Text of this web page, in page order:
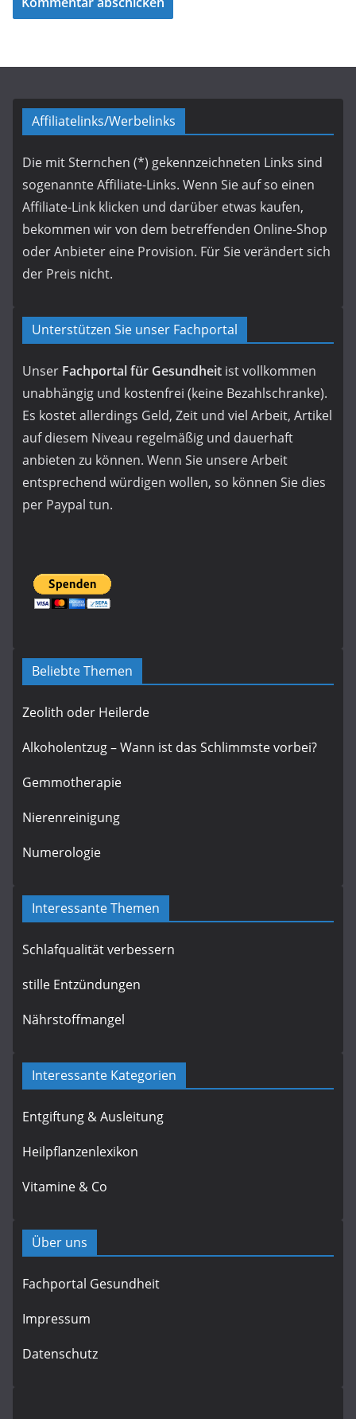
Affiliatelinks/Werbelinks
Die mit Sternchen (*) gekennzeichneten Links sind
sogenannte Affiliate-Links. Wenn Sie auf so einen
Affiliate-Link klicken und darüber etwas kaufen,
bekommen wir von dem betreffenden Online-Shop
oder Anbieter eine Provision. Für Sie verändert sich
der Preis nicht.
Unterstützen Sie unser Fachportal
Unser Fachportal für Gesundheit ist vollkommen
unabhängig und kostenfrei (keine Bezahlschranke).
Es kostet allerdings Geld, Zeit und viel Arbeit, Artikel
auf diesem Niveau regelmäßig und dauerhaft
anbieten zu können. Wenn Sie unsere Arbeit
entsprechend würdigen wollen, so können Sie dies
per Paypal tun.
Beliebte Themen
Zeolith oder Heilerde
Alkoholentzug – Wann ist das Schlimmste vorbei?
Gemmotherapie
Nierenreinigung
Numerologie
Interessante Themen
Schlafqualität verbessern
stille Entzündungen
Nährstoffmangel
Interessante Kategorien
Entgiftung & Ausleitung
Heilpflanzenlexikon
Vitamine & Co
Über uns
Fachportal Gesundheit
Impressum
Datenschutz